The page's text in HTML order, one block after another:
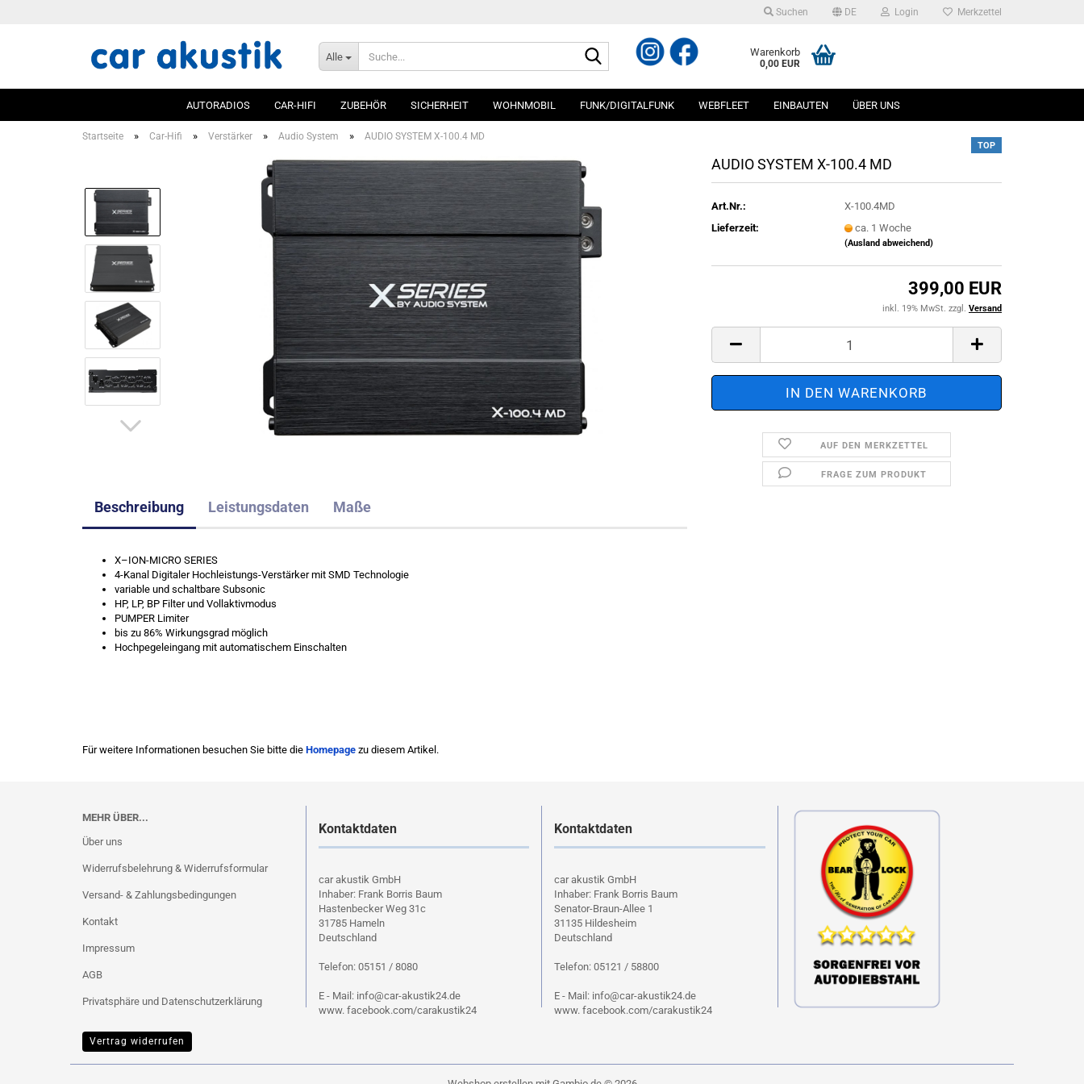
Suchen DE Login Merkzettel
Alle
Suche... Warenkorb
0,00 EUR
AUTORADIOS CAR-HIFI ZUBEHÖR SICHERHEIT WOHNMOBIL FUNK/DIGITALFUNK WEBFLEET EINBAUTEN ÜBER UNS
Startseite » Car-Hifi » Verstärker » Audio System » AUDIO SYSTEM X-100.4 MD
TOP
AUDIO SYSTEM X-100.4 MD
Art.Nr.:
X-100.4MD
Lieferzeit:
ca. 1 Woche
(Ausland abweichend)
399,00 EUR
inkl. 19% MwSt. zzgl. Versand
AUF DEN MERKZETTEL
FRAGE ZUM PRODUKT
Beschreibung Leistungsdaten Maße
X–ION-MICRO SERIES
4-Kanal Digitaler Hochleistungs-Verstärker mit SMD Technologie
variable und schaltbare Subsonic
HP, LP, BP Filter und Vollaktivmodus
PUMPER Limiter
bis zu 86% Wirkungsgrad möglich
Hochpegeleingang mit automatischem Einschalten
Für weitere Informationen besuchen Sie bitte die Homepage zu diesem Artikel.
MEHR ÜBER...
Über uns
Widerrufsbelehrung & Widerrufsformular
Versand- & Zahlungsbedingungen
Kontakt
Impressum
AGB
Privatsphäre und Datenschutzerklärung
Kontaktdaten
car akustik GmbH
Inhaber: Frank Borris Baum
Hastenbecker Weg 31c
31785 Hameln
Deutschland
Telefon: 05151 / 8080
E - Mail: info@car-akustik24.de
www. facebook.com/carakustik24
Kontaktdaten
car akustik GmbH
Inhaber: Frank Borris Baum
Senator-Braun-Allee 1
31135 Hildesheim
Deutschland
Telefon: 05121 / 58800
E - Mail: info@car-akustik24.de
www. facebook.com/carakustik24
Vertrag widerrufen